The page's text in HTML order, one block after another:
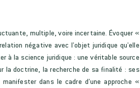
multiple, voire incertaine. Évoquer «
négative avec l’objet juridique qu’elle
à la science juridique : une véritable source
la doctrine, la recherche de sa finalité : ses
dans le cadre d’une approche «